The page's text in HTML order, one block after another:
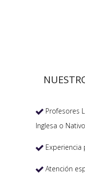
Profesores
Inglesa o
Experiencia
Atención